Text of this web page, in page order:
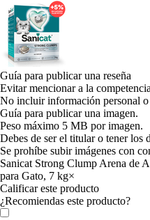
Guía para publicar una reseña
Evitar mencionar a la
No incluir información personal o
Guía para publicar una imagen.
Peso máximo 5 MB por imagen.
Debes de ser el titular o tener los
Se prohíbe subir imágenes con
Sanicat Strong Clump Arena de
para Gato, 7 kg×
Calificar este producto
Tu valoración
¿Recomiendas este producto?